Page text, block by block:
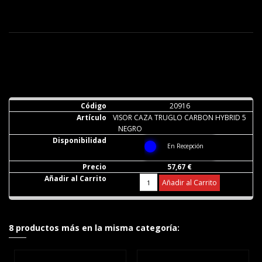
20916
VISOR CAZA TRUGLO CARBON HYBRID 5
NEGRO
En Recepción
57,67 €
Añadir al Carrito
8 productos más en la misma categoría: